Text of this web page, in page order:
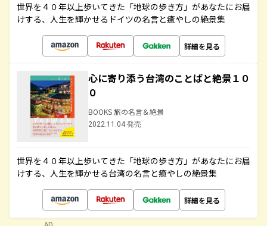
世界を４０年以上歩いてきた「地球の歩き方」があなたにお届
けする、人生を輝かせるドイツの名言と癒やしの絶景集
詳細を見る
心に寄り添う台湾のことばと絶景１０
０
BOOKS 旅の名言＆絶景
2022.11.04 発売
世界を４０年以上歩いてきた「地球の歩き方」があなたにお届
けする、人生を輝かせる台湾の名言と癒やしの絶景集
詳細を見る
AD